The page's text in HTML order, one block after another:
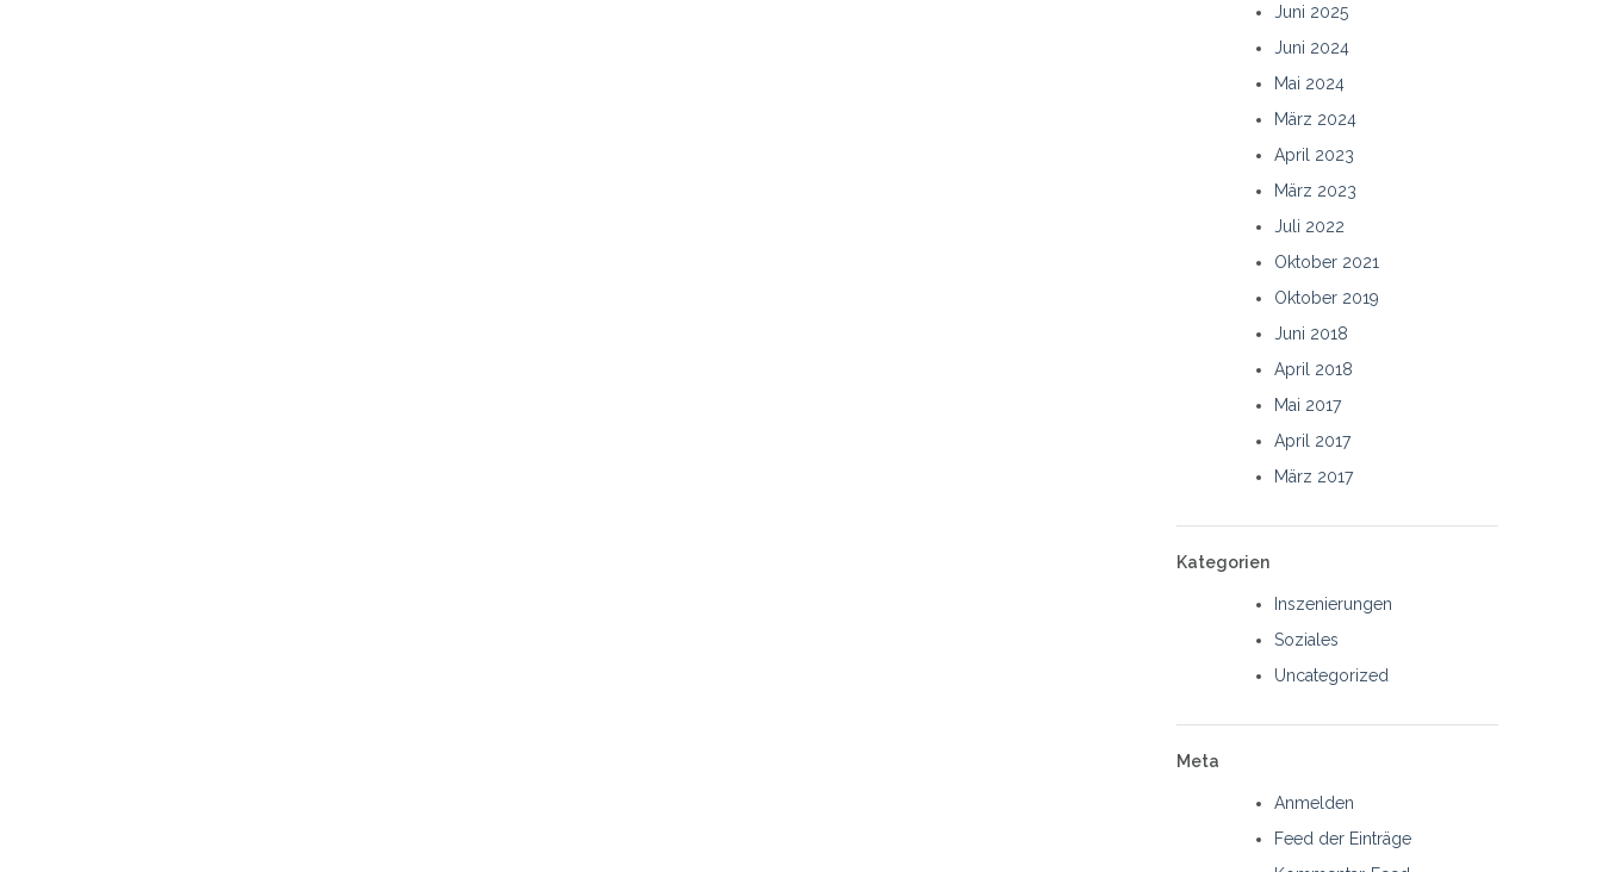
Juni 2025
Juni 2024
Mai 2024
März 2024
April 2023
März 2023
Juli 2022
Oktober 2021
Oktober 2019
Juni 2018
April 2018
Mai 2017
April 2017
März 2017
Kategorien
Inszenierungen
Soziales
Uncategorized
Meta
Anmelden
Feed der Einträge